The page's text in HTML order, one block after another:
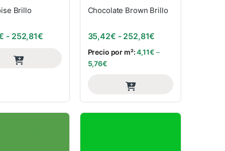
desde 35,42€ hasta 252,81€
Brillo
- 252,81€Rango de precios: desde 35,42€ hasta 252,81€
Chocolate Brown Brillo
35,42€ - 252,81€
Precio por m²:4,11€ –
5,76€